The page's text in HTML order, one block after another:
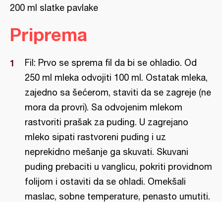
200 ml slatke pavlake
Priprema
Fil: Prvo se sprema fil da bi se ohladio. Od
250 ml mleka odvojiti 100 ml. Ostatak mleka,
zajedno sa šećerom, staviti da se zagreje (ne
mora da provri). Sa odvojenim mlekom
rastvoriti prašak za puding. U zagrejano
mleko sipati rastvoreni puding i uz
neprekidno mešanje ga skuvati. Skuvani
puding prebaciti u vanglicu, pokriti providnom
folijom i ostaviti da se ohladi. Omekšali
maslac, sobne temperature, penasto umutiti.